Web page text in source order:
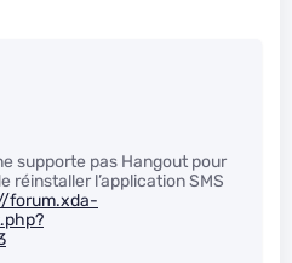
supporte pas Hangout pour
réinstaller l’application SMS
forum.xda-